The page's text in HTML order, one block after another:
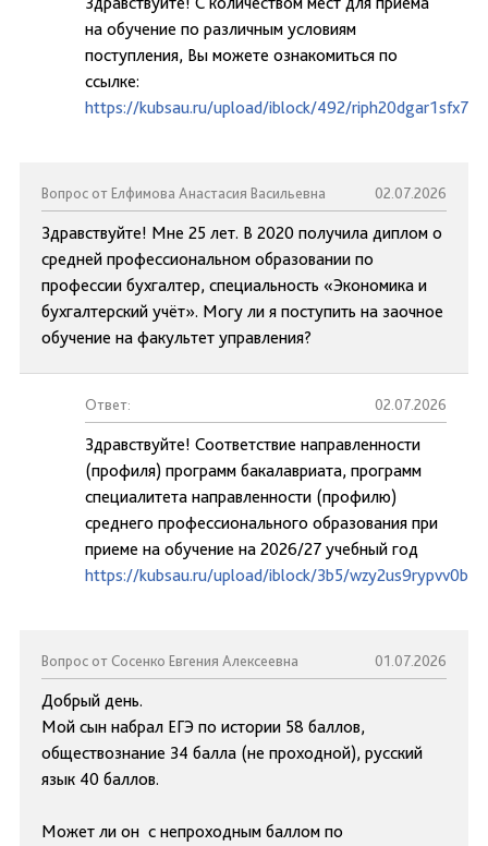
на обучение по различным условиям
поступления, Вы можете ознакомиться по
ссылке:
https://kubsau.ru/upload/iblock/492/
Вопрос от Елфимова Анастасия Васильевна 02.07.2026
Здравствуйте! Мне 25 лет. В 2020 получила диплом о
средней профессиональном образовании по
профессии бухгалтер, специальность «Экономика и
бухгалтерский учёт». Могу ли я поступить на заочное
обучение на факультет управления?
Ответ: 02.07.2026
Здравствуйте! Соответствие направленности
(профиля) программ бакалавриата, программ
специалитета направленности (профилю)
среднего профессионального образования при
приеме на обучение на 2026/27 учебный год
https://kubsau.ru/upload/iblock/3b5/
Вопрос от Сосенко Евгения Алексеевна 01.07.2026
Добрый день.
Мой сын набрал ЕГЭ по истории 58 баллов,
обществознание 34 балла (не проходной), русский
язык 40 баллов.
Может ли он с непроходным баллом по